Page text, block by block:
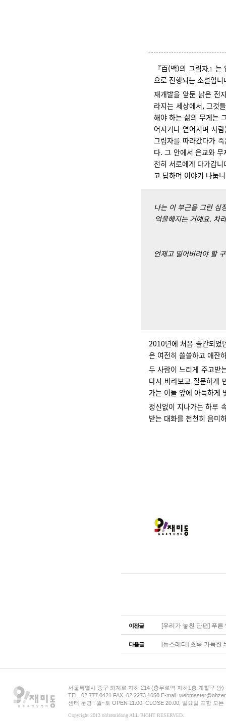
『百(백)의 그림자』
으로 진행되는 소설입니
재개발을 앞둔 낡은 전
라지는 세상에서, 그것
해야 하는 삶의 무게는
어지거나 옅어지며 사
그림자를 따라갔다가
다. 그 안에서 은교와
천히 서로에게 다가갑
고 답하며 이야기 나눕
나는 이 부근을 그런 심
억울해지는 거예요. 차
언제고 밀어버려야 할
2010년에 처음 출간되었
은 여전히 쓸쓸하고 애잔
두 사람이 느리게 주고받
다시 바라보고 질문하게
가는 이들 앞에 아득하게
정신없이 지나가는 하루
받는 대화를 천천히 음미
이전글 [우리가 놓친 단편] 푸
다음글 [뉴스레터] 초록 가득한
서울특별시 중구 퇴계로 지하 214 (충무로역 지하1층 개찰구 안
TEL. 02.777.0421 FAX. 02.2273.1050 E-mail.
센터 운영 : 월~토 OPEN 11:00, CLOSE 20:00, 일요일 포함 모
Copyright 2013 oh!zemidong ALL RIGHT RESERVED.